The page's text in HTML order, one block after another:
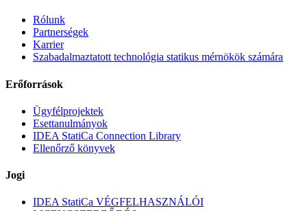
Rólunk
Partnerségek
Karrier
Szabadalmaztatott technológia statikus mérnökök számára
Erőforrások
Ügyfélprojektek
Esettanulmányok
IDEA StatiCa Connection Library
Ellenőrző könyvek
Jogi
IDEA StatiCa VÉGFELHASZNÁLÓI